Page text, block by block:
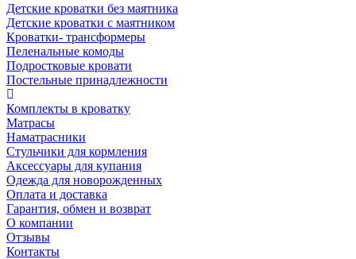
Детские кроватки без маятника
Детские кроватки с маятником
Кроватки- трансформеры
Пеленальные комоды
Подростковые кровати
Постельные принадлежности
Комплекты в кроватку
Матрасы
Наматрасники
Стульчики для кормления
Аксессуары для купания
Одежда для новорожденных
Оплата и доставка
Гарантия, обмен и возврат
О компании
Отзывы
Контакты